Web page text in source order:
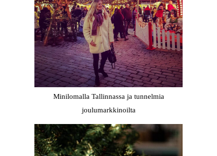
Minilomalla Tallinnassa ja tunnelmia
joulumarkkinoilta